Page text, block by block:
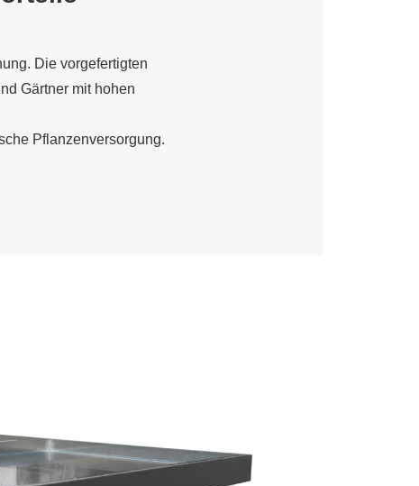
Die vorgefertigten
Gärtner mit hohen
Pflanzenversorgung.